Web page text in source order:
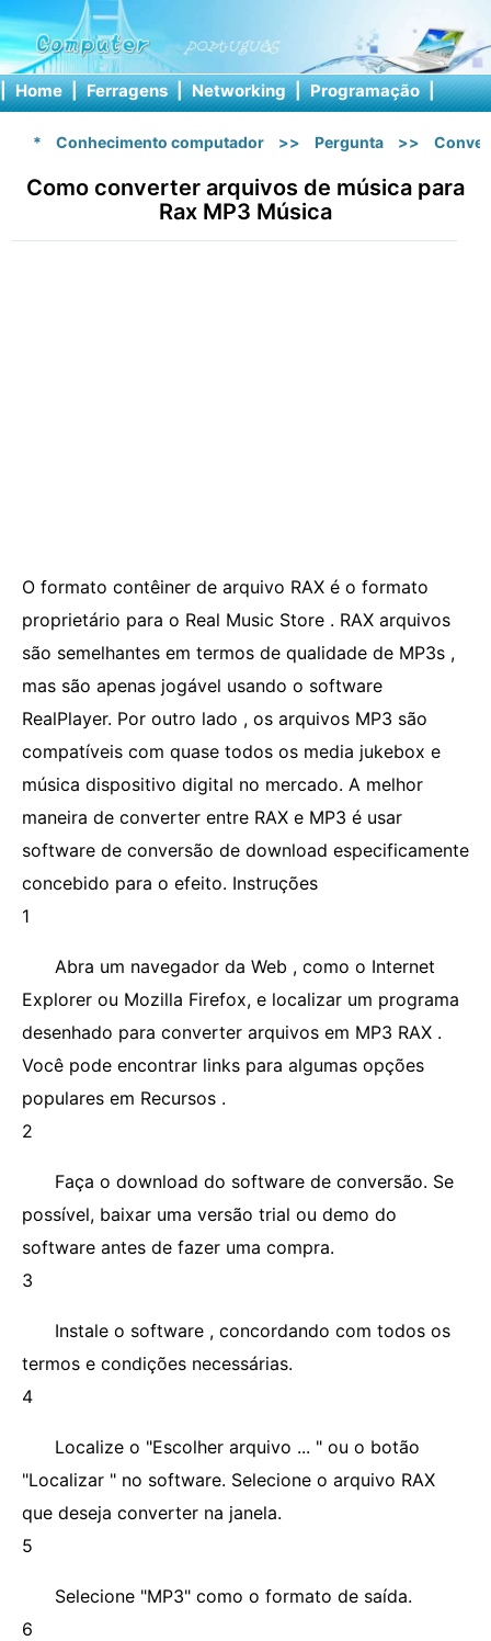
| Home | Ferragens | Networking | Programação |
* Conhecimento computador >> Pergunta >>
Como converter arquivos de música para
Rax MP3 Música
O formato contêiner de arquivo RAX é o formato
proprietário para o Real Music Store . RAX arquivos
são semelhantes em termos de qualidade de MP3s ,
mas são apenas jogável usando o software
RealPlayer. Por outro lado , os arquivos MP3 são
compatíveis com quase todos os media jukebox e
música dispositivo digital no mercado. A melhor
maneira de converter entre RAX e MP3 é usar
software de conversão de download especificamente
concebido para o efeito. Instruções
1
Abra um navegador da Web , como o Internet
Explorer ou Mozilla Firefox, e localizar um programa
desenhado para converter arquivos em MP3 RAX .
Você pode encontrar links para algumas opções
populares em Recursos .
2
Faça o download do software de conversão. Se
possível, baixar uma versão trial ou demo do
software antes de fazer uma compra.
3
Instale o software , concordando com todos os
termos e condições necessárias.
4
Localize o "Escolher arquivo ... " ou o botão
"Localizar " no software. Selecione o arquivo RAX
que deseja converter na janela.
5
Selecione "MP3" como o formato de saída.
6